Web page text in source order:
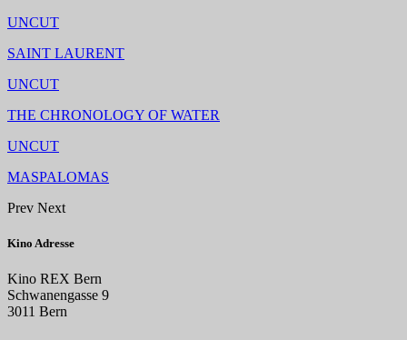
UNCUT
SAINT LAURENT
UNCUT
THE CHRONOLOGY OF WATER
UNCUT
MASPALOMAS
Prev Next
Kino Adresse
Kino REX Bern
Schwanengasse 9
3011 Bern